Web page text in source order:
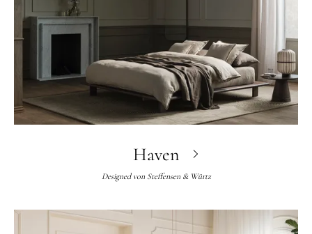
Haven
Designed von Steffensen & Würtz